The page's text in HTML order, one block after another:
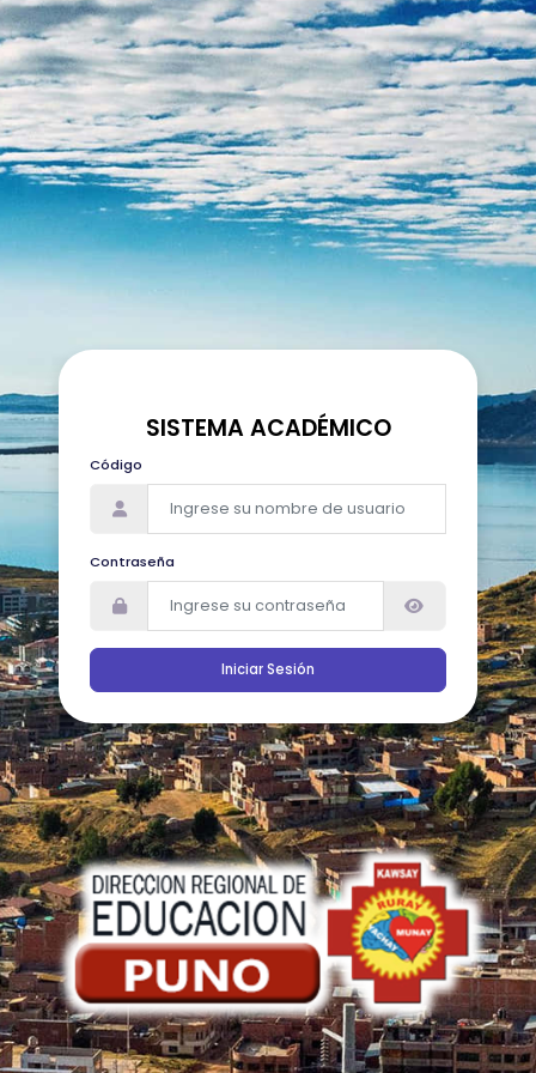
SISTEMA ACADÉMICO
Código
Contraseña
Iniciar Sesión